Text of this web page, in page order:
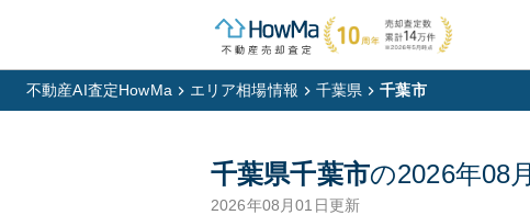
不動産AI査定HowMa エリア相場情報 千葉県 千葉市
千葉県千葉市の2026年08月
2026年08月01日更新